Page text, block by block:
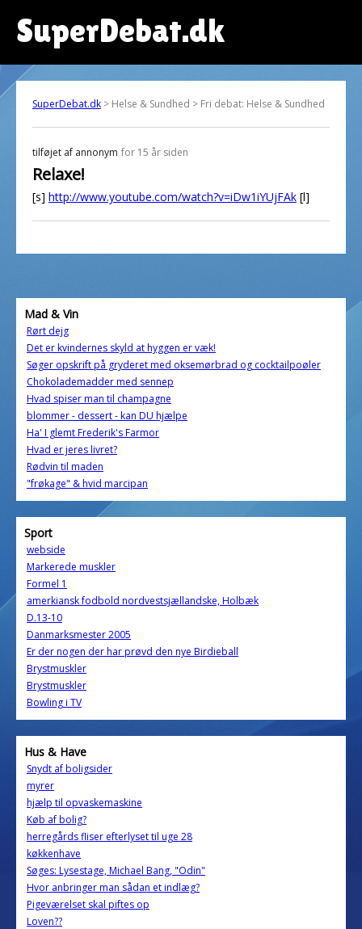
SuperDebat.dk
SuperDebat.dk > Helse & Sundhed > Fri debat: Helse & Sundhed
tilføjet af annonym for 15 år siden
Relaxe!
[s] http://www.youtube.com/watch?v=iDw1iYUjFAk [l]
Mad & Vin
Rørt dejg
Det er kvindernes skyld at hyggen er væk!
Søger opskrift på gryderet med oksemørbrad og cocktailpoøler
Chokolademadder med sennep
Hvad spiser man til champagne
blommer - dessert - kan DU hjælpe
Ha' I glemt Frederik's Farmor
Hvad er jeres livret?
Rødvin til maden
"frøkage" & hvid marcipan
Sport
webside
Markerede muskler
Formel 1
amerkiansk fodbold nordvestsjællandske, Holbæk
D.13-10
Danmarksmester 2005
Er der nogen der har prøvd den nye Birdieball
Brystmuskler
Brystmuskler
Bowling i TV
Hus & Have
Snydt af boligsider
myrer
hjælp til opvaskemaskine
Køb af bolig?
herregårds fliser efterlyset til uge 28
køkkenhave
Søges: Lysestage, Michael Bang, "Odin"
Hvor anbringer man sådan et indlæg?
Pigeværelset skal piftes op
Loven??